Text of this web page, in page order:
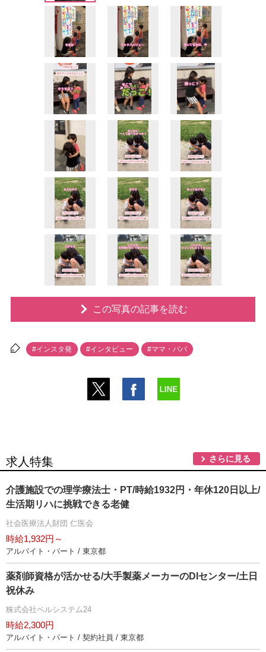
この写真の記事を読む
#インスタ発 #インタビュー #ママ・パパ
求人特集 さらに見る
介護施設での理学療法士・PT/時給1932円・年休120日以上/
生活期リハに挑戦できる老健
社会医療法人財団 仁医会
時給1,932円～
アルバイト・パート / 東京都
薬剤師資格が活かせる/大手製薬メーカーのDIセンター/土日
祝休み
株式会社ベルシステム24
時給2,300円
アルバイト・パート / 契約社員 / 東京都